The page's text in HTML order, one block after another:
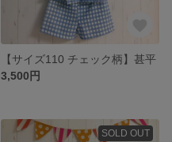
【サイズ110 チェック柄】甚平
3,500円
SOLD OUT